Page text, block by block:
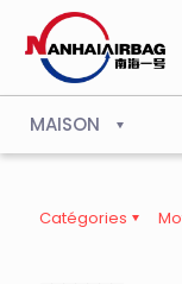
MAISON
Catégories